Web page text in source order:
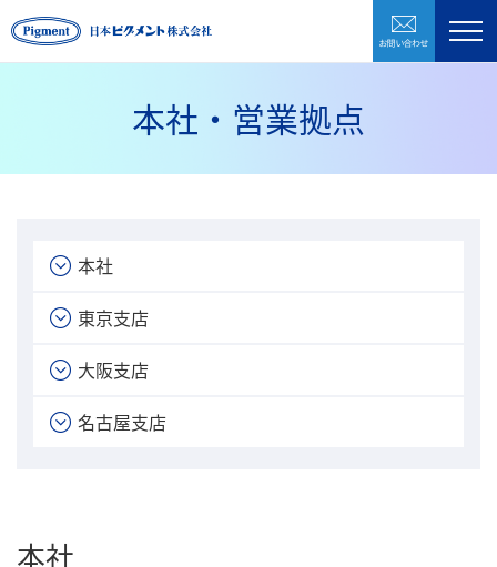
製品紹介
本社・営業拠点
本社
東京支店
大阪支店
名古屋支店
本社